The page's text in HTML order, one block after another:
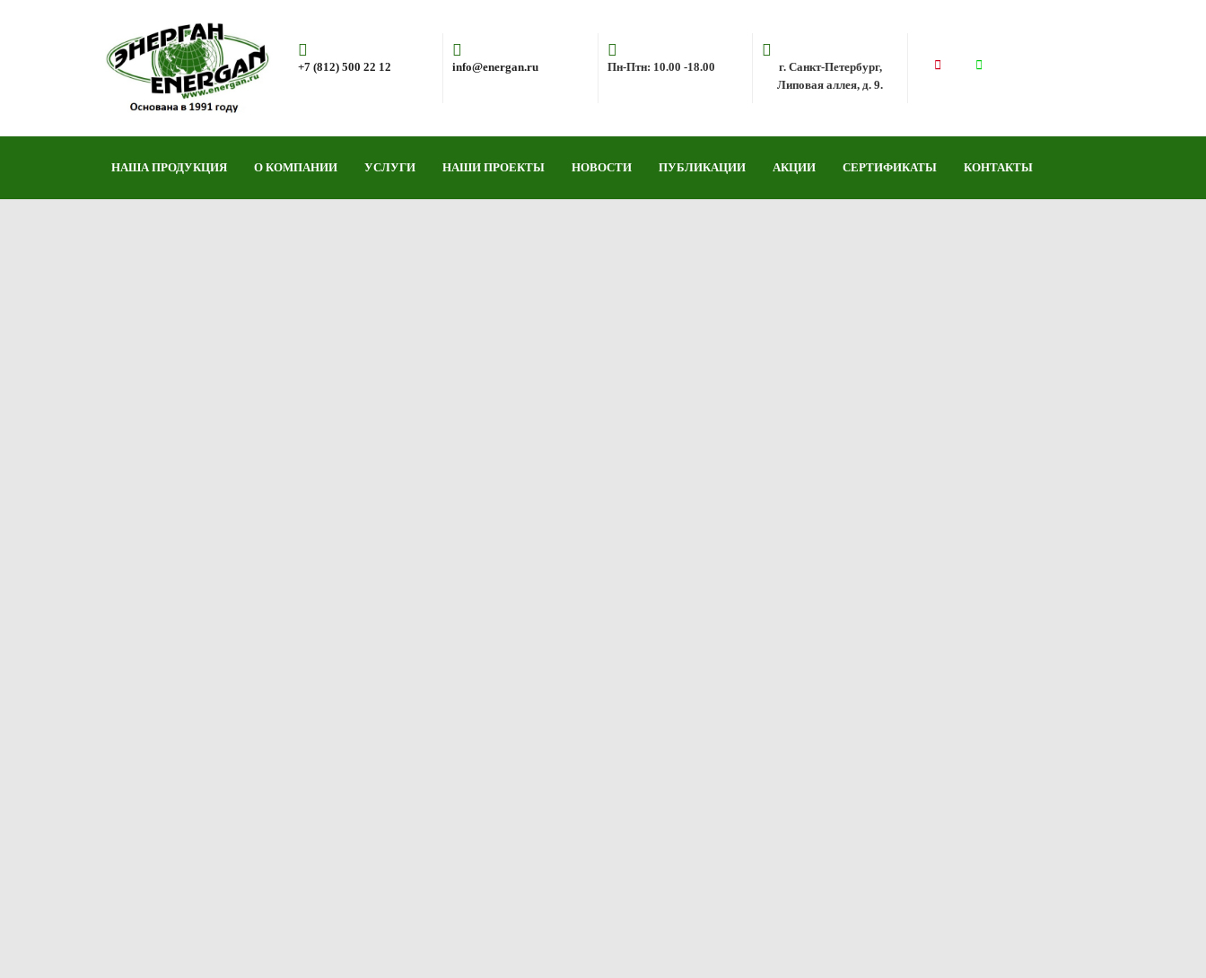
+7 (812) 500 22 12 info@energan.ru Пн-Птн: 10.00 -18.00
г. Санкт-Петербург,
Липовая аллея, д. 9.
НАША ПРОДУКЦИЯ О КОМПАНИИ УСЛУГИ НАШИ ПРОЕКТЫ НОВОСТИ ПУБЛИКАЦИИ АКЦИИ СЕРТИФИКАТЫ КОНТАКТЫ